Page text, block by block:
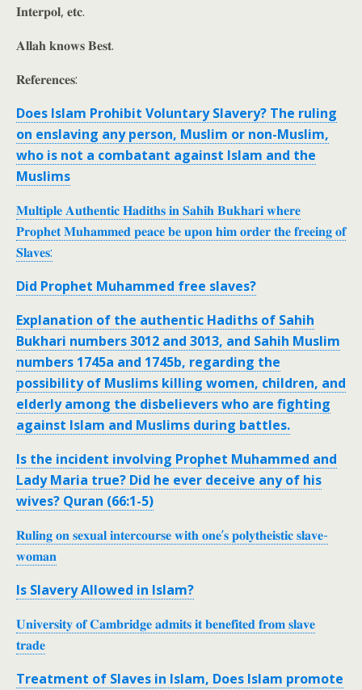
𝐈𝐧𝐭𝐞𝐫𝐩𝐨𝐥, 𝐞𝐭𝐜.
𝐀𝐥𝐥𝐚𝐡 𝐤𝐧𝐨𝐰𝐬 𝐁𝐞𝐬𝐭.
𝐑𝐞𝐟𝐞𝐫𝐞𝐧𝐜𝐞𝐬:
Does Islam Prohibit Voluntary Slavery? The ruling
on enslaving any person, Muslim or non-Muslim,
who is not a combatant against Islam and the
Muslims
𝐌𝐮𝐥𝐭𝐢𝐩𝐥𝐞 𝐀𝐮𝐭𝐡𝐞𝐧𝐭𝐢𝐜 𝐇𝐚𝐝𝐢𝐭𝐡𝐬 𝐢𝐧 𝐒𝐚𝐡𝐢𝐡 𝐁𝐮𝐤𝐡𝐚𝐫𝐢 𝐰𝐡𝐞𝐫𝐞
𝐏𝐫𝐨𝐩𝐡𝐞𝐭 𝐌𝐮𝐡𝐚𝐦𝐦𝐞𝐝 𝐩𝐞𝐚𝐜𝐞 𝐛𝐞 𝐮𝐩𝐨𝐧 𝐡𝐢𝐦 𝐨𝐫𝐝𝐞𝐫 𝐭𝐡𝐞 𝐟𝐫𝐞𝐞𝐢𝐧𝐠 𝐨𝐟
𝐒𝐥𝐚𝐯𝐞𝐬:
Did Prophet Muhammed free slaves?
Explanation of the authentic Hadiths of Sahih
Bukhari numbers 3012 and 3013, and Sahih Muslim
numbers 1745a and 1745b, regarding the
possibility of Muslims killing women, children, and
elderly among the disbelievers who are fighting
against Islam and Muslims during battles.
Is the incident involving Prophet Muhammed and
Lady Maria true? Did he ever deceive any of his
wives? Quran (66:1-5)
𝐑𝐮𝐥𝐢𝐧𝐠 𝐨𝐧 𝐬𝐞𝐱𝐮𝐚𝐥 𝐢𝐧𝐭𝐞𝐫𝐜𝐨𝐮𝐫𝐬𝐞 𝐰𝐢𝐭𝐡 𝐨𝐧𝐞’𝐬 𝐩𝐨𝐥𝐲𝐭𝐡𝐞𝐢𝐬𝐭𝐢𝐜 𝐬𝐥𝐚𝐯𝐞-
𝐰𝐨𝐦𝐚𝐧
Is Slavery Allowed in Islam?
𝐔𝐧𝐢𝐯𝐞𝐫𝐬𝐢𝐭𝐲 𝐨𝐟 𝐂𝐚𝐦𝐛𝐫𝐢𝐝𝐠𝐞 𝐚𝐝𝐦𝐢𝐭𝐬 𝐢𝐭 𝐛𝐞𝐧𝐞𝐟𝐢𝐭𝐞𝐝 𝐟𝐫𝐨𝐦 𝐬𝐥𝐚𝐯𝐞
𝐭𝐫𝐚𝐝𝐞
Treatment of Slaves in Islam, Does Islam promote